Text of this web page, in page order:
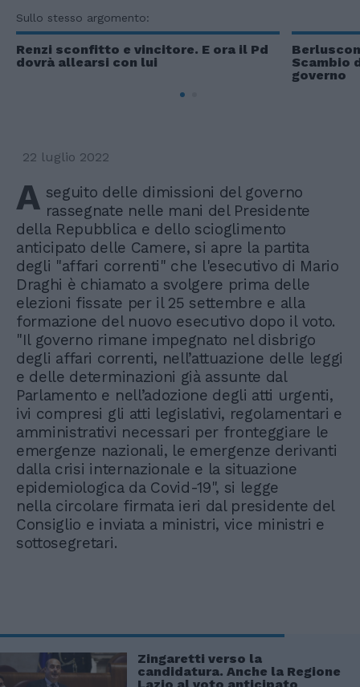
Sullo stesso argomento:
Renzi sconfitto e vincitore. E ora il Pd
dovrà allearsi con lui
Scambio
governo
22 luglio 2022
A seguito delle dimissioni del governo
rassegnate nelle mani del Presidente
della Repubblica e dello scioglimento
anticipato delle Camere, si apre la partita
degli "affari correnti" che l'esecutivo di Mario
Draghi è chiamato a svolgere prima delle
elezioni fissate per il 25 settembre e alla
formazione del nuovo esecutivo dopo il voto.
"Il governo rimane impegnato nel disbrigo
degli affari correnti, nell’attuazione delle leggi
e delle determinazioni già assunte dal
Parlamento e nell’adozione degli atti urgenti,
ivi compresi gli atti legislativi, regolamentari e
amministrativi necessari per fronteggiare le
emergenze nazionali, le emergenze derivanti
dalla crisi internazionale e la situazione
epidemiologica da Covid-19", si legge
nella circolare firmata ieri dal presidente del
Consiglio e inviata a ministri, vice ministri e
sottosegretari.
Zingaretti verso la
candidatura. Anche la Regione